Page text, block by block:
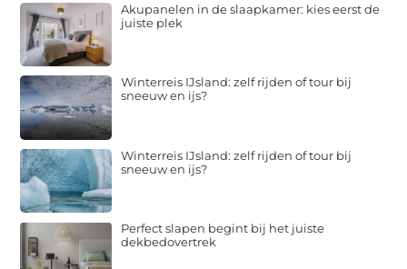
Akupanelen in de slaapkamer: kies eerst de
juiste plek
Winterreis IJsland: zelf rijden of tour bij
sneeuw en ijs?
Winterreis IJsland: zelf rijden of tour bij
sneeuw en ijs?
Perfect slapen begint bij het juiste
dekbedovertrek